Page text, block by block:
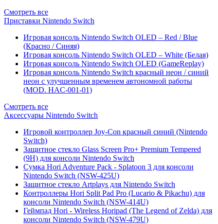
Смотреть все
Приставки Nintendo Switch
Игровая консоль Nintendo Switch OLED – Red / Blue
(Красно / Синяя)
Игровая консоль Nintendo Switch OLED – White (Белая)
Игровая консоль Nintendo Switch OLED (GameReplay)
Игровая консоль Nintendo Switch красный неон / синий
неон с улучшенным временем автономной работы
(MOD. HAC-001-01)
Смотреть все
Аксессуары Nintendo Switch
Игровой контроллер Joy-Con красный синий (Nintendo
Switch)
Защитное стекло Glass Screen Pro+ Premium Tempered
(9H) для консоли Nintendo Switch
Сумка Hori Adventure Pack - Splatoon 3 для консоли
Nintendo Switch (NSW-425U)
Защитное стекло Artplays для Nintendo Switch
Контроллеры Hori Split Pad Pro (Lucario & Pikachu) для
консоли Nintendo Switch (NSW-414U)
Геймпад Hori - Wireless Horipad (The Legend of Zelda) для
консоли Nintendo Switch (NSW-479U)